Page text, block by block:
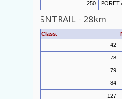
250 PORET
SNTRAIL - 28km
Class.
42
78
79
84
127